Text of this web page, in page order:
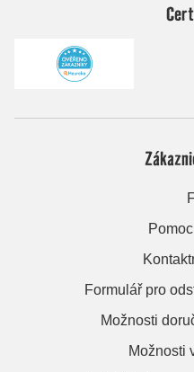
Formulář pro
Možnosti
Možnosti